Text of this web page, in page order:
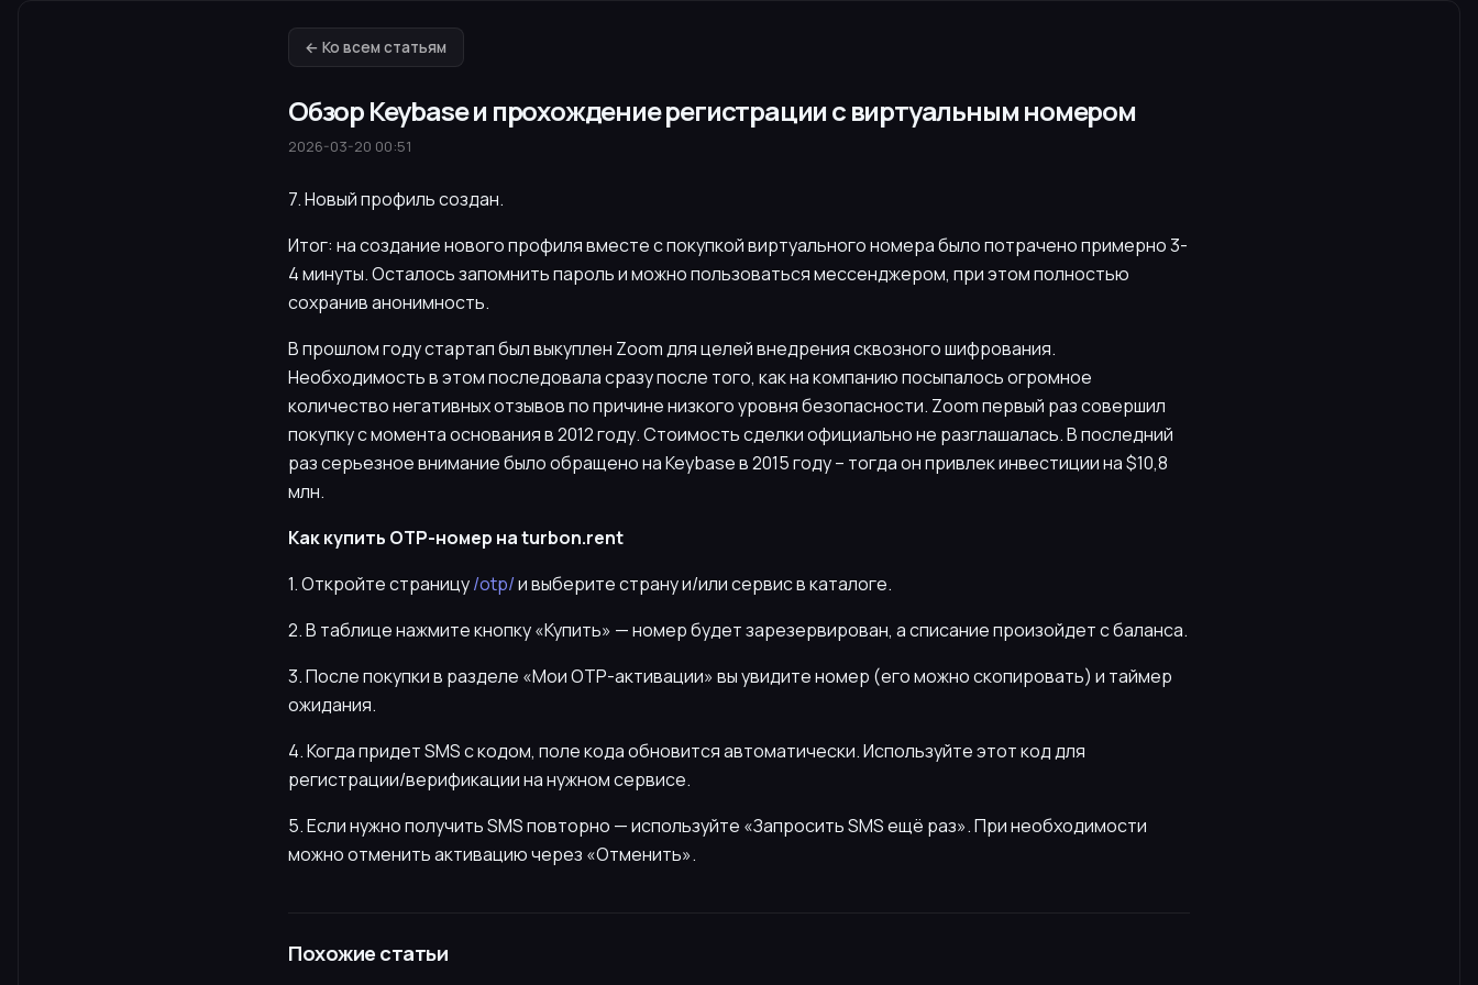
← Ко всем статьям
Обзор Keybase и прохождение регистрации с виртуальным номером
2026-03-20 00:51
7. Новый профиль создан.
Итог: на создание нового профиля вместе с покупкой виртуального номера было потрачено примерно 3-
4 минуты. Осталось запомнить пароль и можно пользоваться мессенджером, при этом полностью
сохранив анонимность.
В прошлом году стартап был выкуплен Zoom для целей внедрения сквозного шифрования.
Необходимость в этом последовала сразу после того, как на компанию посыпалось огромное
количество негативных отзывов по причине низкого уровня безопасности. Zoom первый раз совершил
покупку с момента основания в 2012 году. Стоимость сделки официально не разглашалась. В последний
раз серьезное внимание было обращено на Keybase в 2015 году – тогда он привлек инвестиции на $10,8
млн.
Как купить OTP-номер на turbon.rent
1. Откройте страницу/otp/и выберите страну и/или сервис в каталоге.
2. В таблице нажмите кнопку «Купить» — номер будет зарезервирован, а списание произойдет с баланса.
3. После покупки в разделе «Мои OTP-активации» вы увидите номер (его можно скопировать) и таймер
ожидания.
4. Когда придет SMS с кодом, поле кода обновится автоматически. Используйте этот код для
регистрации/верификации на нужном сервисе.
5. Если нужно получить SMS повторно — используйте «Запросить SMS ещё раз». При необходимости
можно отменить активацию через «Отменить».
Похожие статьи